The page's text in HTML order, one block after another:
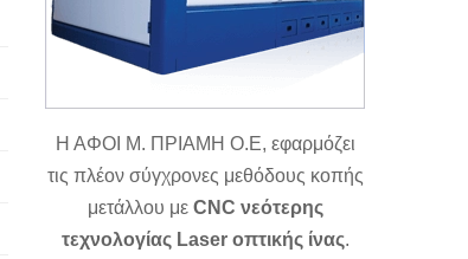
Η ΑΦΟΙ Μ. ΠΡΙΑΜΗ Ο.Ε, εφαρμόζει
τις πλέον σύγχρονες μεθόδους κοπής
μετάλλου με CNC νεότερης
τεχνολογίας Laser οπτικής ίνας.